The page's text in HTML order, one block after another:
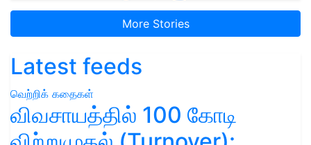
More Stories
Latest feeds
வெற்றிக் கதைகள்
விவசாயத்தில் 100 கோடி